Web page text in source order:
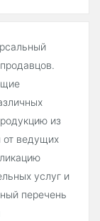
из
от ведущих
услуг и
перечень